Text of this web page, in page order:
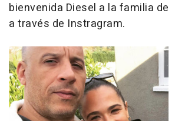
bienvenida Diesel a la familia
a través de Instragram.